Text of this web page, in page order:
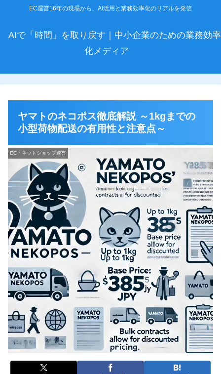
EC運営16年の現場から、AI活用と業務効率化のリアルを発信
AIで「時間」を取り戻す｜中小企業のための業務効率
化メディア
ヤマトのネコポス徹底解説 ～1kgまでの
小型荷物配送の有用性と注意点～
EC・ネットショップ運営